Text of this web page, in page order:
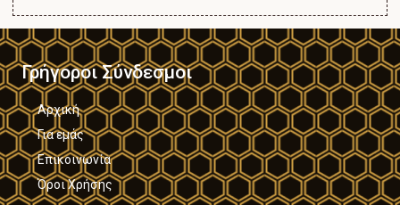
Γρήγοροι Σύνδεσμοι
Αρχική
Για εμάς
Επικοινωνία
Όροι Χρήσης